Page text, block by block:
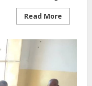
Read More
more
اللجنة
العليا
لفصل
المرحلة